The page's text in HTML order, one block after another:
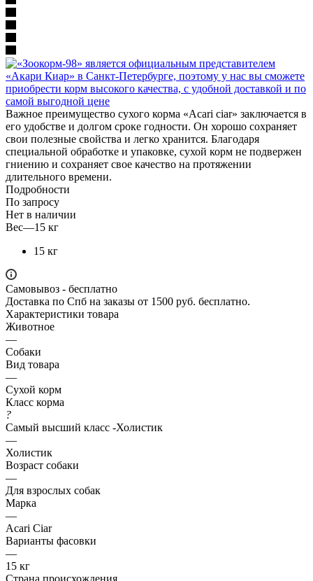
Важное преимущество сухого корма «Acari ciar» заключается в
его удобстве и долгом сроке годности. Он хорошо сохраняет
свои полезные свойства и легко хранится. Благодаря
специальной обработке и упаковке, сухой корм не подвержен
гниению и сохраняет свое качество на протяжении
длительного времени.
Подробности
По запросу
Нет в наличии
Вес—15 кг
15 кг
Самовывоз - бесплатно
Доставка по Спб на заказы от 1500 руб. бесплатно.
Характеристики товара
Животное
—
Собаки
Вид товара
—
Сухой корм
Класс корма
?
Самый высший класс -Холистик
—
Холистик
Возраст собаки
—
Для взрослых собак
Марка
—
Acari Ciar
Варианты фасовки
—
15 кг
Страна происхождения